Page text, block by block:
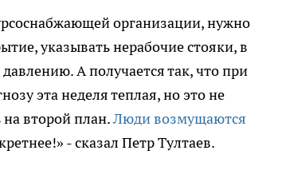
организации, нужно
указывать нерабочие стояки, в
А получается так, что при
эта неделя теплая, но это не
второй план.Люди возмущаются
- сказал Петр Тултаев.